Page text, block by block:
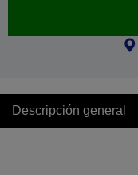
Descripción general